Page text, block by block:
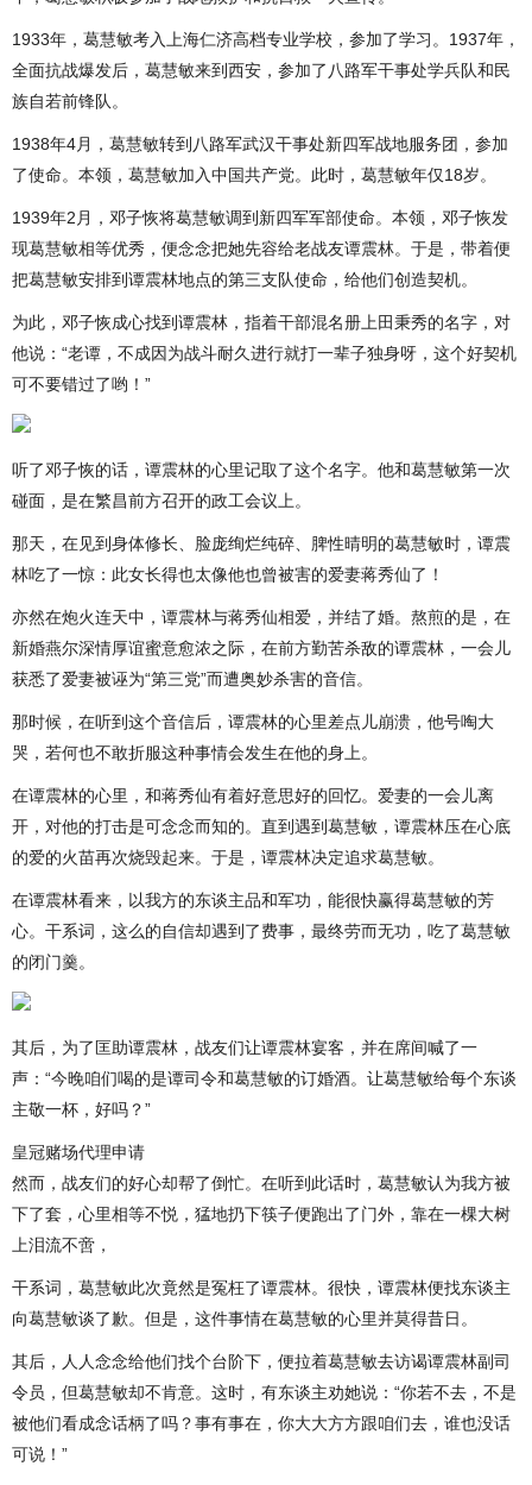
1933年，葛慧敏考入上海仁济高档专业学校，参加了学习。1937年，
全面抗战爆发后，葛慧敏来到西安，参加了八路军干事处学兵队和民
族自若前锋队。
1938年4月，葛慧敏转到八路军武汉干事处新四军战地服务团，参加
了使命。本领，葛慧敏加入中国共产党。此时，葛慧敏年仅18岁。
1939年2月，邓子恢将葛慧敏调到新四军军部使命。本领，邓子恢发
现葛慧敏相等优秀，便念念把她先容给老战友谭震林。于是，带着便
把葛慧敏安排到谭震林地点的第三支队使命，给他们创造契机。
为此，邓子恢成心找到谭震林，指着干部混名册上田秉秀的名字，对
他说：“老谭，不成因为战斗耐久进行就打一辈子独身呀，这个好契机
可不要错过了哟！”
听了邓子恢的话，谭震林的心里记取了这个名字。他和葛慧敏第一次
碰面，是在繁昌前方召开的政工会议上。
那天，在见到身体修长、脸庞绚烂纯碎、脾性晴明的葛慧敏时，谭震
林吃了一惊：此女长得也太像他也曾被害的爱妻蒋秀仙了！
亦然在炮火连天中，谭震林与蒋秀仙相爱，并结了婚。熬煎的是，在
新婚燕尔深情厚谊蜜意愈浓之际，在前方勤苦杀敌的谭震林，一会儿
获悉了爱妻被诬为“第三党”而遭奥妙杀害的音信。
那时候，在听到这个音信后，谭震林的心里差点儿崩溃，他号啕大
哭，若何也不敢折服这种事情会发生在他的身上。
在谭震林的心里，和蒋秀仙有着好意思好的回忆。爱妻的一会儿离
开，对他的打击是可念念而知的。直到遇到葛慧敏，谭震林压在心底
的爱的火苗再次烧毁起来。于是，谭震林决定追求葛慧敏。
在谭震林看来，以我方的东谈主品和军功，能很快赢得葛慧敏的芳
心。干系词，这么的自信却遇到了费事，最终劳而无功，吃了葛慧敏
的闭门羹。
其后，为了匡助谭震林，战友们让谭震林宴客，并在席间喊了一
声：“今晚咱们喝的是谭司令和葛慧敏的订婚酒。让葛慧敏给每个东谈
主敬一杯，好吗？”
皇冠赌场代理申请
然而，战友们的好心却帮了倒忙。在听到此话时，葛慧敏认为我方被
下了套，心里相等不悦，猛地扔下筷子便跑出了门外，靠在一棵大树
上泪流不啻，
干系词，葛慧敏此次竟然是冤枉了谭震林。很快，谭震林便找东谈主
向葛慧敏谈了歉。但是，这件事情在葛慧敏的心里并莫得昔日。
其后，人人念念给他们找个台阶下，便拉着葛慧敏去访谒谭震林副司
令员，但葛慧敏却不肯意。这时，有东谈主劝她说：“你若不去，不是
被他们看成念话柄了吗？事有事在，你大大方方跟咱们去，谁也没话
可说！”